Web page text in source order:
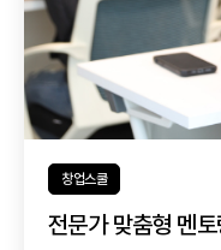
창업스쿨
전문가 맞춤형 멘